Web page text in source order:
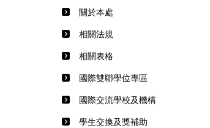
關於本處
相關法規
相關表格
國際雙聯學位專區
國際交流學校及機構
學生交換及獎補助